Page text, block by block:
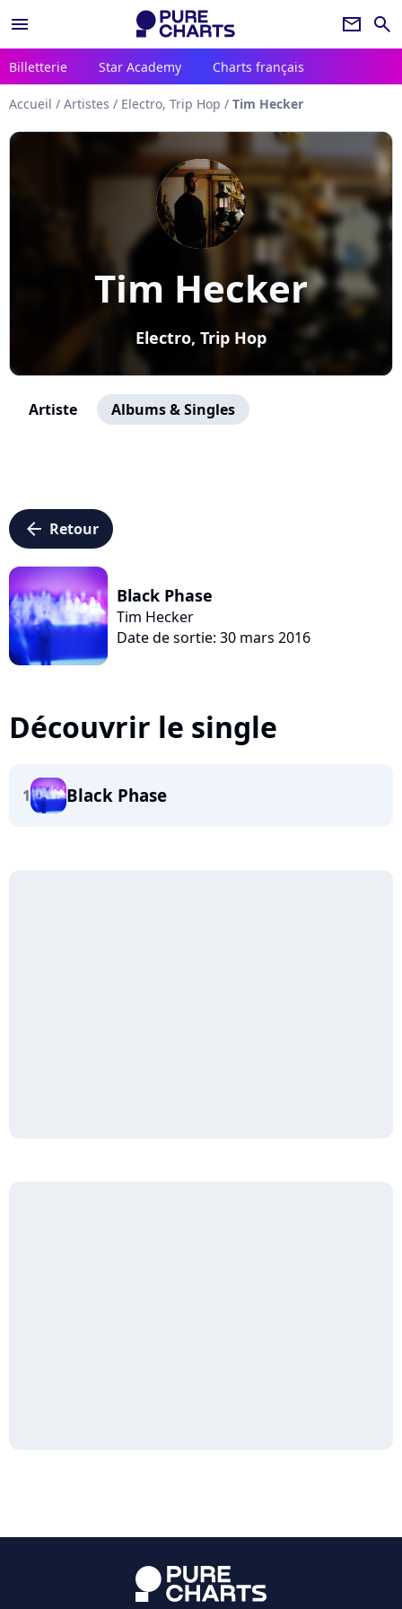
menu newsletter search
Billetterie Star Academy Charts français
Accueil / Artistes / Electro, Trip Hop / Tim Hecker
Tim Hecker
Electro, Trip Hop
Artiste Albums & Singles
arrow_left Retour
Black Phase
Tim Hecker
Date de sortie: 30 mars 2016
Découvrir le single
1 Black Phase